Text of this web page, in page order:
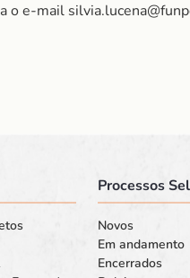
e-mail
Processos
Novos
Em andamento
Encerrados